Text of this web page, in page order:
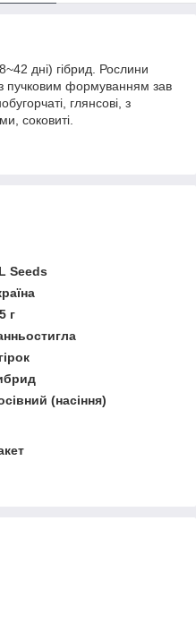
дні) гібрид. Рослини
з пучковим формуванням зав
глянсові, з
соковиті.
Seeds
г
(насіння)